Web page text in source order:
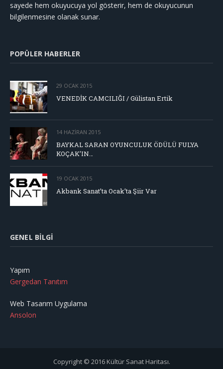
sayede hem okuyucuya yol gösterir, hem de okuyucunun
bilgilenmesine olanak sunar.
POPÜLER HABERLER
29 OCAK 2015
VENEDİK CAMCILIĞI / Gülistan Ertik
14 HAZIRAN 2015
BAYKAL SARAN OYUNCULUK ÖDÜLÜ FULYA
KOÇAK’IN…
19 OCAK 2015
Akbank Sanat’ta Ocak’ta Şiir Var
GENEL BILGI
Yapım
Gergedan Tanıtım
Web Tasarım Uygulama
Ansolon
Copyright © 2016 Kültür Sanat Haritası.